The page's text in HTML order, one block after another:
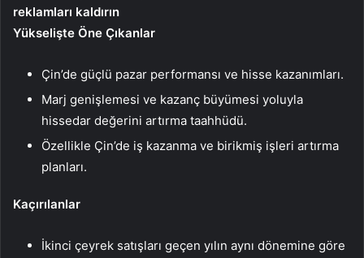
reklamları kaldırın
Yükselişte Öne Çıkanlar
Çin’de güçlü pazar performansı ve hisse kazanımları.
Marj genişlemesi ve kazanç büyümesi yoluyla
hissedar değerini artırma taahhüdü.
Özellikle Çin’de iş kazanma ve birikmiş işleri artırma
planları.
Kaçırılanlar
İkinci çeyrek satışları geçen yılın aynı dönemine göre